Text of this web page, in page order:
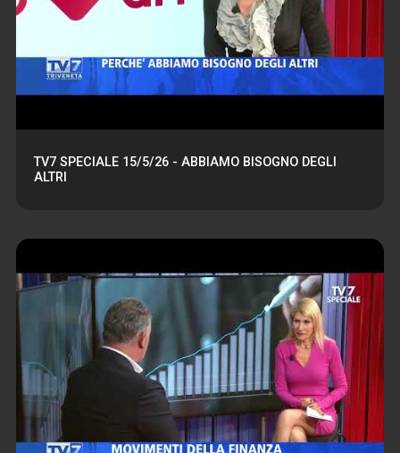
TV7 SPECIALE 15/5/26 - ABBIAMO BISOGNO DEGLI
ALTRI